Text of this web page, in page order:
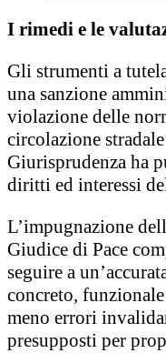
I rimedi e le
Gli strumenti a
una sanzione
violazione delle
circolazione
Giurisprudenza ha
diritti ed interessi
L’impugnazione
Giudice di Pace
seguire a
concreto, funzionale
meno errori
presupposti per